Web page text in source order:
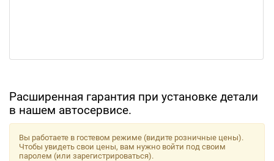
Расширенная гарантия при установке детали
в нашем автосервисе.
Вы работаете в гостевом режиме (видите розничные цены).
Чтобы увидеть свои цены, вам нужно войти под своим
паролем (или зарегистрироваться).